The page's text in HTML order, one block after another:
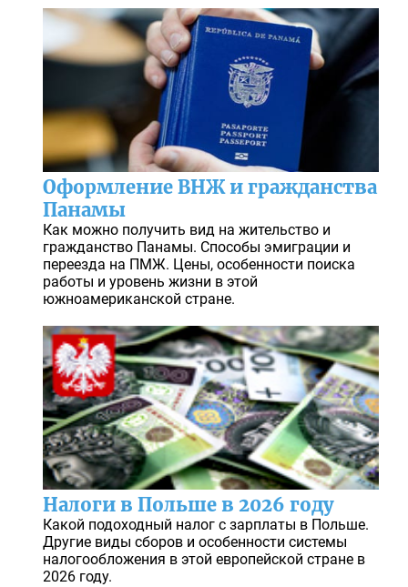
Оформление ВНЖ и гражданства
Панамы
Как можно получить вид на жительство и
гражданство Панамы. Способы эмиграции и
переезда на ПМЖ. Цены, особенности поиска
работы и уровень жизни в этой
южноамериканской стране.
Налоги в Польше в 2026 году
Какой подоходный налог с зарплаты в Польше.
Другие виды сборов и особенности системы
налогообложения в этой европейской стране в
2026 году.